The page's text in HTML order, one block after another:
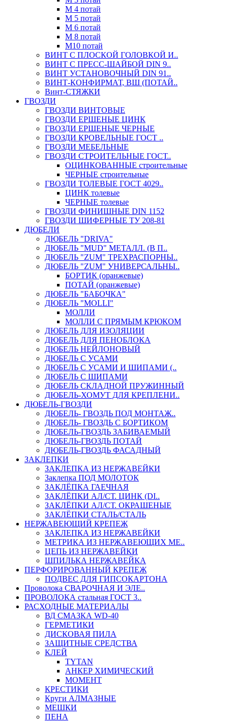
М 4 потай
М 5 потай
М 6 потай
М 8 потай
М10 потай
ВИНТ С ПЛОСКОЙ ГОЛОВКОЙ И..
ВИНТ С ПРЕСС-ШАЙБОЙ DIN 9..
ВИНТ УСТАНОВОЧНЫЙ DIN 91..
ВИНТ-КОНФИРМАТ, ВШ (ПОТАЙ..
Винт-СТЯЖКИ
ГВОЗДИ
ГВОЗДИ ВИНТОВЫЕ
ГВОЗДИ ЕРШЕНЫЕ ЦИНК
ГВОЗДИ ЕРШЕНЫЕ ЧЕРНЫЕ
ГВОЗДИ КРОВЕЛЬНЫЕ ГОСТ ..
ГВОЗДИ МЕБЕЛЬНЫЕ
ГВОЗДИ СТРОИТЕЛЬНЫЕ ГОСТ..
ОЦИНКОВАННЫЕ строительные
ЧЕРНЫЕ строительные
ГВОЗДИ ТОЛЕВЫЕ ГОСТ 4029..
ЦИНК толевые
ЧЕРНЫЕ толевые
ГВОЗДИ ФИНИШНЫЕ DIN 1152
ГВОЗДИ ШИФЕРНЫЕ ТУ 208-81
ДЮБЕЛИ
ДЮБЕЛЬ "DRIVA"
ДЮБЕЛЬ "MUD" МЕТАЛЛ. (В П..
ДЮБЕЛЬ "ZUM" ТРЕХРАСПОРНЫ..
ДЮБЕЛЬ "ZUM" УНИВЕРСАЛЬНЫ..
БОРТИК (оранжевые)
ПОТАЙ (оранжевые)
ДЮБЕЛЬ "БАБОЧКА"
ДЮБЕЛЬ "МOLLI"
МОЛЛИ
МОЛЛИ С ПРЯМЫМ КРЮКОМ
ДЮБЕЛЬ ДЛЯ ИЗОЛЯЦИИ
ДЮБЕЛЬ ДЛЯ ПЕНОБЛОКА
ДЮБЕЛЬ НЕЙЛОНОВЫЙ
ДЮБЕЛЬ С УСАМИ
ДЮБЕЛЬ С УСАМИ И ШИПАМИ (..
ДЮБЕЛЬ С ШИПАМИ
ДЮБЕЛЬ СКЛАДНОЙ ПРУЖИННЫЙ
ДЮБЕЛЬ-ХОМУТ ДЛЯ КРЕПЛЕНИ..
ДЮБЕЛЬ-ГВОЗДИ
ДЮБЕЛЬ- ГВОЗДЬ ПОД МОНТАЖ..
ДЮБЕЛЬ- ГВОЗДЬ С БОРТИКОМ
ДЮБЕЛЬ-ГВОЗДЬ ЗАБИВАЕМЫЙ
ДЮБЕЛЬ-ГВОЗДЬ ПОТАЙ
ДЮБЕЛЬ-ГВОЗДЬ ФАСАДНЫЙ
ЗАКЛЕПКИ
ЗАКЛЕПКА ИЗ НЕРЖАВЕЙКИ
Заклепка ПОД МОЛОТОК
ЗАКЛЁПКА ГАЕЧНАЯ
ЗАКЛЁПКИ АЛ/СТ. ЦИНК (DI..
ЗАКЛЁПКИ АЛ/СТ. ОКРАШЕНЫЕ
ЗАКЛЁПКИ СТАЛЬ/СТАЛЬ
НЕРЖАВЕЮЩИЙ КРЕПЕЖ
ЗАКЛЕПКА ИЗ НЕРЖАВЕЙКИ
МЕТРИКА ИЗ НЕРЖАВЕЮЩИХ МЕ..
ЦЕПЬ ИЗ НЕРЖАВЕЙКИ
ШПИЛЬКА НЕРЖАВЕЙКА
ПЕРФОРИРОВАННЫЙ КРЕПЕЖ
ПОДВЕС ДЛЯ ГИПСОКАРТОНА
Проволока СВАРОЧНАЯ И ЭЛЕ..
ПРОВОЛОКА стальная ГОСТ 3..
РАСХОДНЫЕ МАТЕРИАЛЫ
ВД СМАЗКА WD-40
ГЕРМЕТИКИ
ДИСКОВАЯ ПИЛА
ЗАЩИТНЫЕ СРЕДСТВА
КЛЕЙ
TYTAN
АНКЕР ХИМИЧЕСКИЙ
МОМЕНТ
КРЕСТИКИ
Круги АЛМАЗНЫЕ
МЕШКИ
ПЕНА